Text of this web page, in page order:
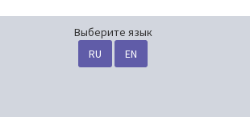
Выберите язык